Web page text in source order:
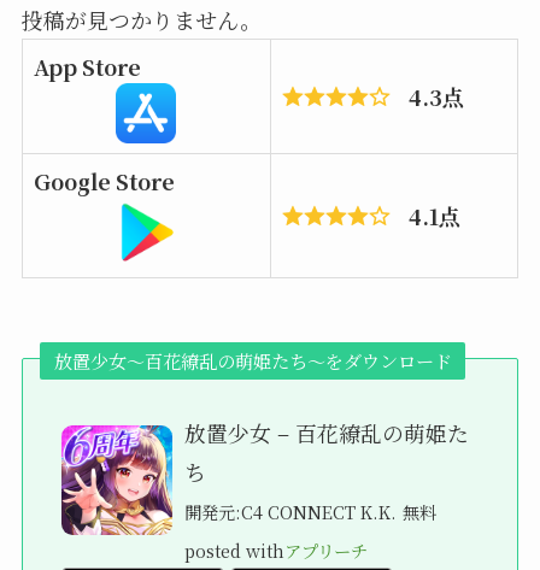
投稿が見つかりません。
App Store
4.3点
Google Store
4.1点
放置少女〜百花繚乱の萌姫たち〜をダウンロード
放置少女 – 百花繚乱の萌姫た
ち
開発元:C4 CONNECT K.K. 無料
posted withアプリーチ